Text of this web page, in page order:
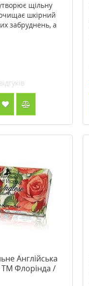
щільну
шкірний
забруднень, а
відгуків
Англійська
Флорінда /